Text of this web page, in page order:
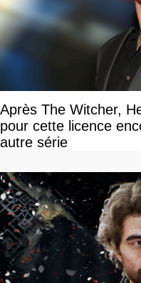
Après The Witcher,
pour cette licence
autre série